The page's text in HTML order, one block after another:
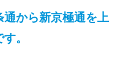
から新京極通を上
。